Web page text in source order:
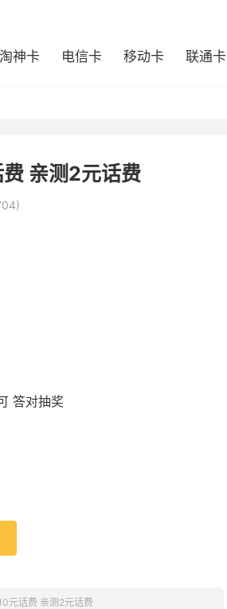
淘神卡 电信卡 移动卡 联通卡
亲测2元话费
答对抽奖
元话费 亲测2元话费